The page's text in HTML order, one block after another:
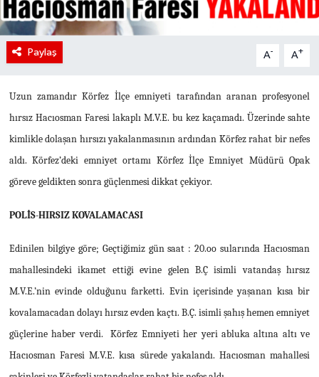
Paylaş A- A+
Uzun zamandır Körfez İlçe emniyeti tarafından aranan profesyonel
hırsız Hacıosman Faresi lakaplı M.V.E. bu kez kaçamadı. Üzerinde sahte
kimlikle dolaşan hırsızı yakalanmasının ardından Körfez rahat bir nefes
aldı. Körfez’deki emniyet ortamı Körfez İlçe Emniyet Müdürü Opak
göreve geldikten sonra güçlenmesi dikkat çekiyor.
POLİS-HIRSIZ KOVALAMACASI
Edinilen bilgiye göre; Geçtiğimiz gün saat : 20.oo sularında Hacıosman
mahallesindeki ikamet ettiği evine gelen B.Ç isimli vatandaş hırsız
M.V.E.’nin evinde olduğunu farketti. Evin içerisinde yaşanan kısa bir
kovalamacadan dolayı hırsız evden kaçtı. B.Ç. isimli şahış hemen emniyet
güçlerine haber verdi. Körfez Emniyeti her yeri abluka altına altı ve
Hacıosman Faresi M.V.E. kısa sürede yakalandı. Hacıosman mahallesi